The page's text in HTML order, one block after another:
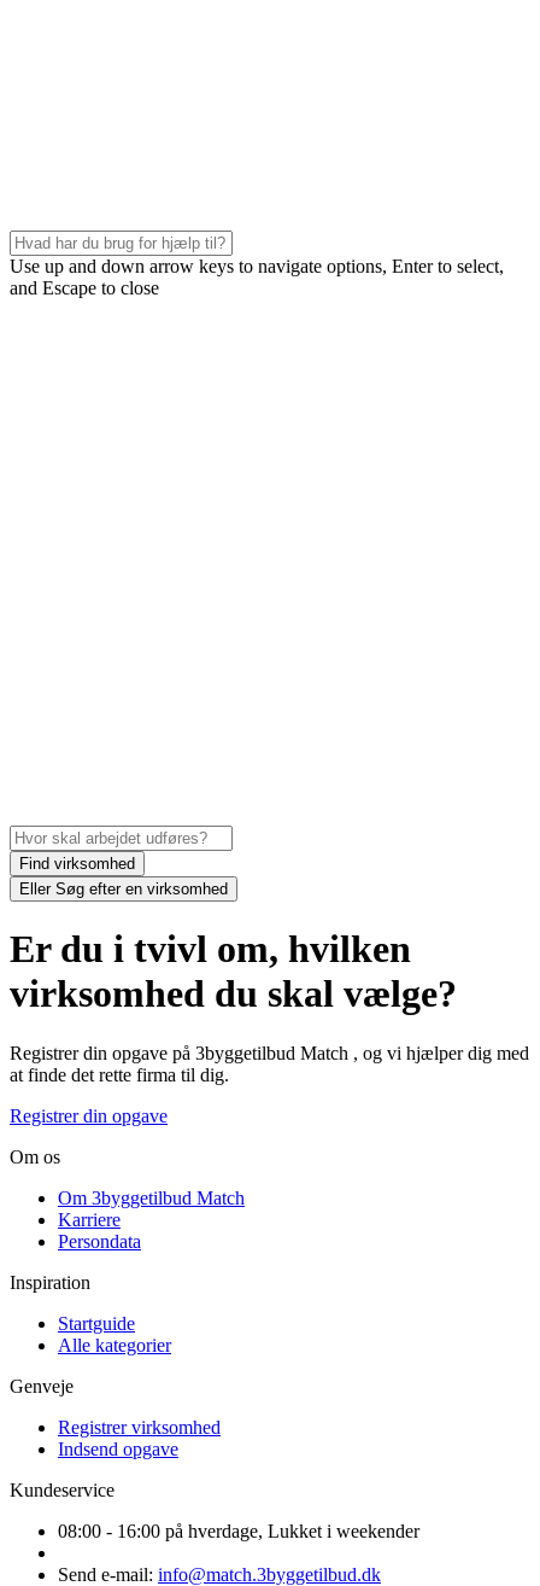
Use up and down arrow keys to navigate options, Enter to select,
and Escape to close
Find virksomhed
Eller Søg efter en virksomhed
Er du i tvivl om, hvilken
virksomhed du skal vælge?
Registrer din opgave på 3byggetilbud Match , og vi hjælper dig med
at finde det rette firma til dig.
Registrer din opgave
Om os
Om 3byggetilbud Match
Karriere
Persondata
Inspiration
Startguide
Alle kategorier
Genveje
Registrer virksomhed
Indsend opgave
Kundeservice
08:00 - 16:00 på hverdage, Lukket i weekender
Send e-mail: info@match.3byggetilbud.dk